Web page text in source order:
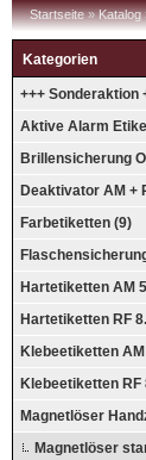
Startseite»Katalog
Kategorien
+++ Sonderaktion
Aktive Alarm
Brillensicherung
Deaktivator AM +
Farbetiketten (9)
Hartetiketten AM
Hartetiketten RF
Klebeetiketten
Klebeetiketten RF
Magnetlöser
Magnetlöser